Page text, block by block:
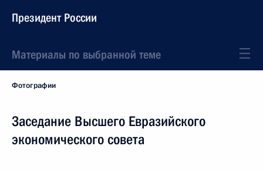
Президент России
Материалы по выбранной теме
Фотографии
Заседание Высшего Евразийского
экономического совета